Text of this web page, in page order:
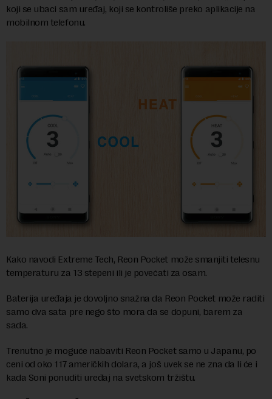
koji se ubaci sam uređaj, koji se kontroliše preko aplikacije na
mobilnom telefonu.
Kako navodi Extreme Tech, Reon Pocket može smanjiti telesnu
temperaturu za 13 stepeni ili je povećati za osam.
Baterija uređaja je dovoljno snažna da Reon Pocket može raditi
samo dva sata pre nego što mora da se dopuni, barem za
sada.
Trenutno je moguće nabaviti Reon Pocket samo u Japanu, po
ceni od oko 117 američkih dolara, a još uvek se ne zna da li će i
kada Soni ponuditi uređaj na svetskom tržištu.